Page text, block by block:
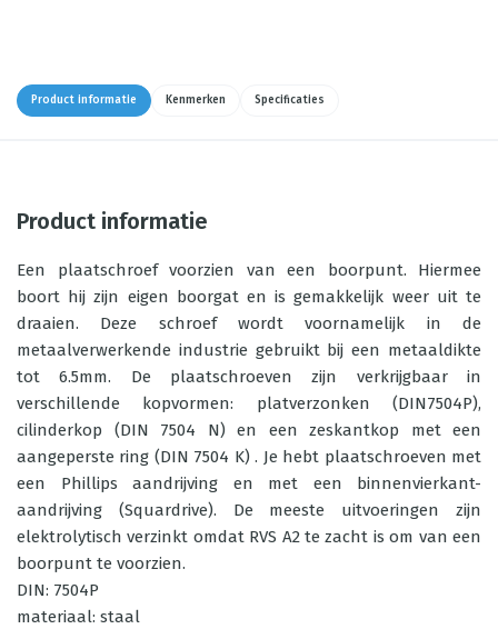
Product informatie Kenmerken Specificaties
Product informatie
Een plaatschroef voorzien van een boorpunt. Hiermee
boort hij zijn eigen boorgat en is gemakkelijk weer uit te
draaien. Deze schroef wordt voornamelijk in de
metaalverwerkende industrie gebruikt bij een metaaldikte
tot 6.5mm. De plaatschroeven zijn verkrijgbaar in
verschillende kopvormen: platverzonken (DIN7504P),
cilinderkop (DIN 7504 N) en een zeskantkop met een
aangeperste ring (DIN 7504 K) . Je hebt plaatschroeven met
een Phillips aandrijving en met een binnenvierkant-
aandrijving (Squardrive). De meeste uitvoeringen zijn
elektrolytisch verzinkt omdat RVS A2 te zacht is om van een
boorpunt te voorzien.
DIN: 7504P
materiaal: staal